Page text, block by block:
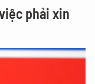
phải xin